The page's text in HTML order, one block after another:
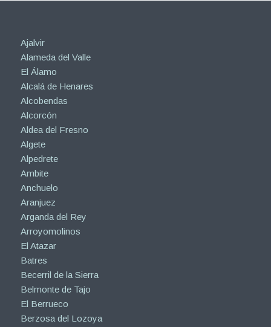
Ajalvir
Alameda del Valle
El Álamo
Alcalá de Henares
Alcobendas
Alcorcón
Aldea del Fresno
Algete
Alpedrete
Ambite
Anchuelo
Aranjuez
Arganda del Rey
Arroyomolinos
El Atazar
Batres
Becerril de la Sierra
Belmonte de Tajo
El Berrueco
Berzosa del Lozoya